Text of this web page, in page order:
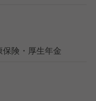
保険・厚生年金